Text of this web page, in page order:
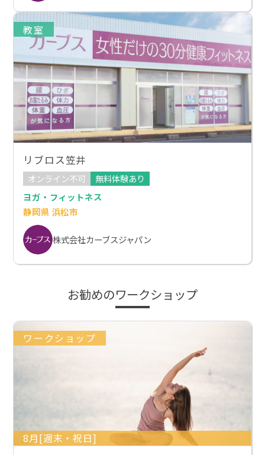
教室
リブロス笠井
オンライン不可
無料体験あり
ヨガ・フィットネス
静岡県 浜松市
株式会社カーブスジャパン
お勧めのワークショップ
ワークショップ
8月[週末・祝日]